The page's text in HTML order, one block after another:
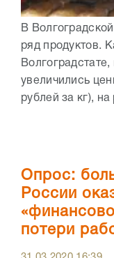
В
ряд продуктов.
увеличились
рублей за кг),
Опрос:
России
потери